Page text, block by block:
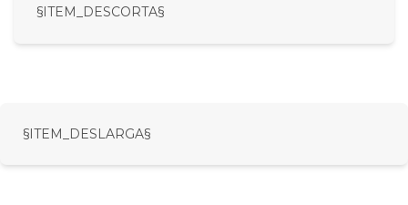
§ITEM_DESCORTA§
§ITEM_DESLARGA§